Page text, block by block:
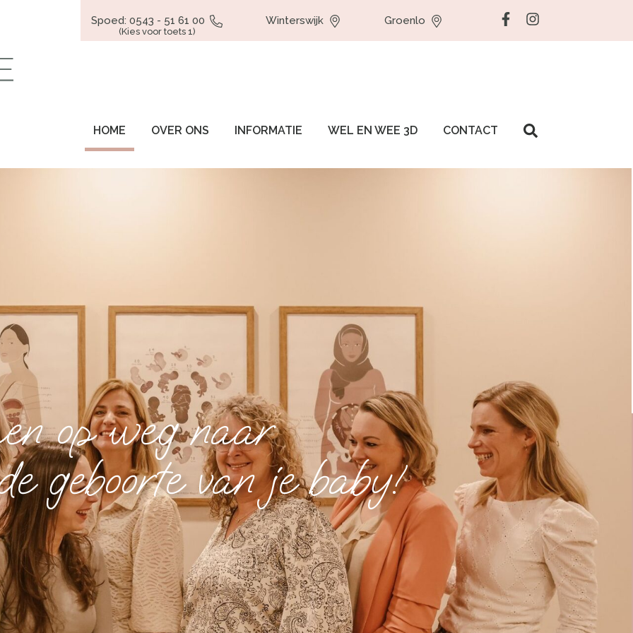
Spoed: 0543 - 51 61 00
(Kies voor toets 1)
Winterswijk Groenlo
HOME OVER ONS INFORMATIE WEL EN WEE 3D CONTACT
op weg naar
geboorte van je baby!